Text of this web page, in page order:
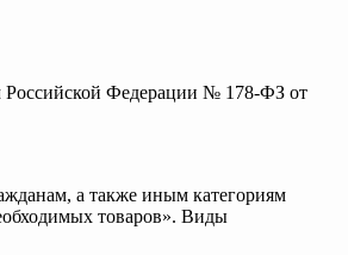
Российской Федерации № 178-ФЗ от
а также иным категориям
товаров». Виды